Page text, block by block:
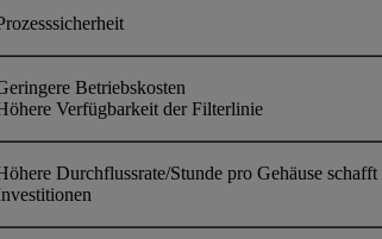
Betriebskosten
Verfügbarkeit der Filterlinie
Durchflussrate/Stunde pro Gehäuse